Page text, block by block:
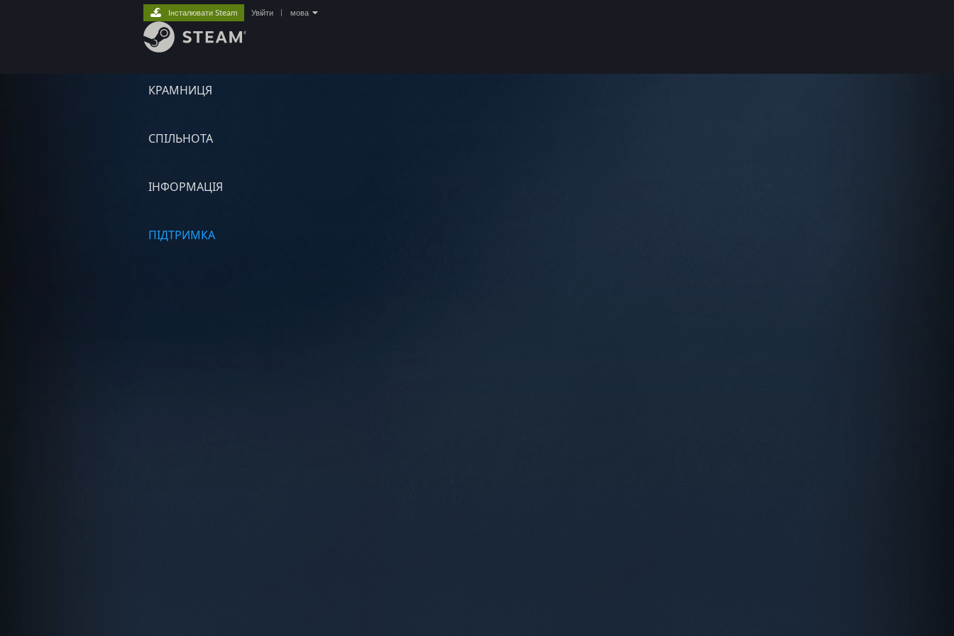
КРАМНИЦЯ
СПІЛЬНОТА
ІНФОРМАЦІЯ
ПІДТРИМКА
Інсталювати Steam Увійти мова